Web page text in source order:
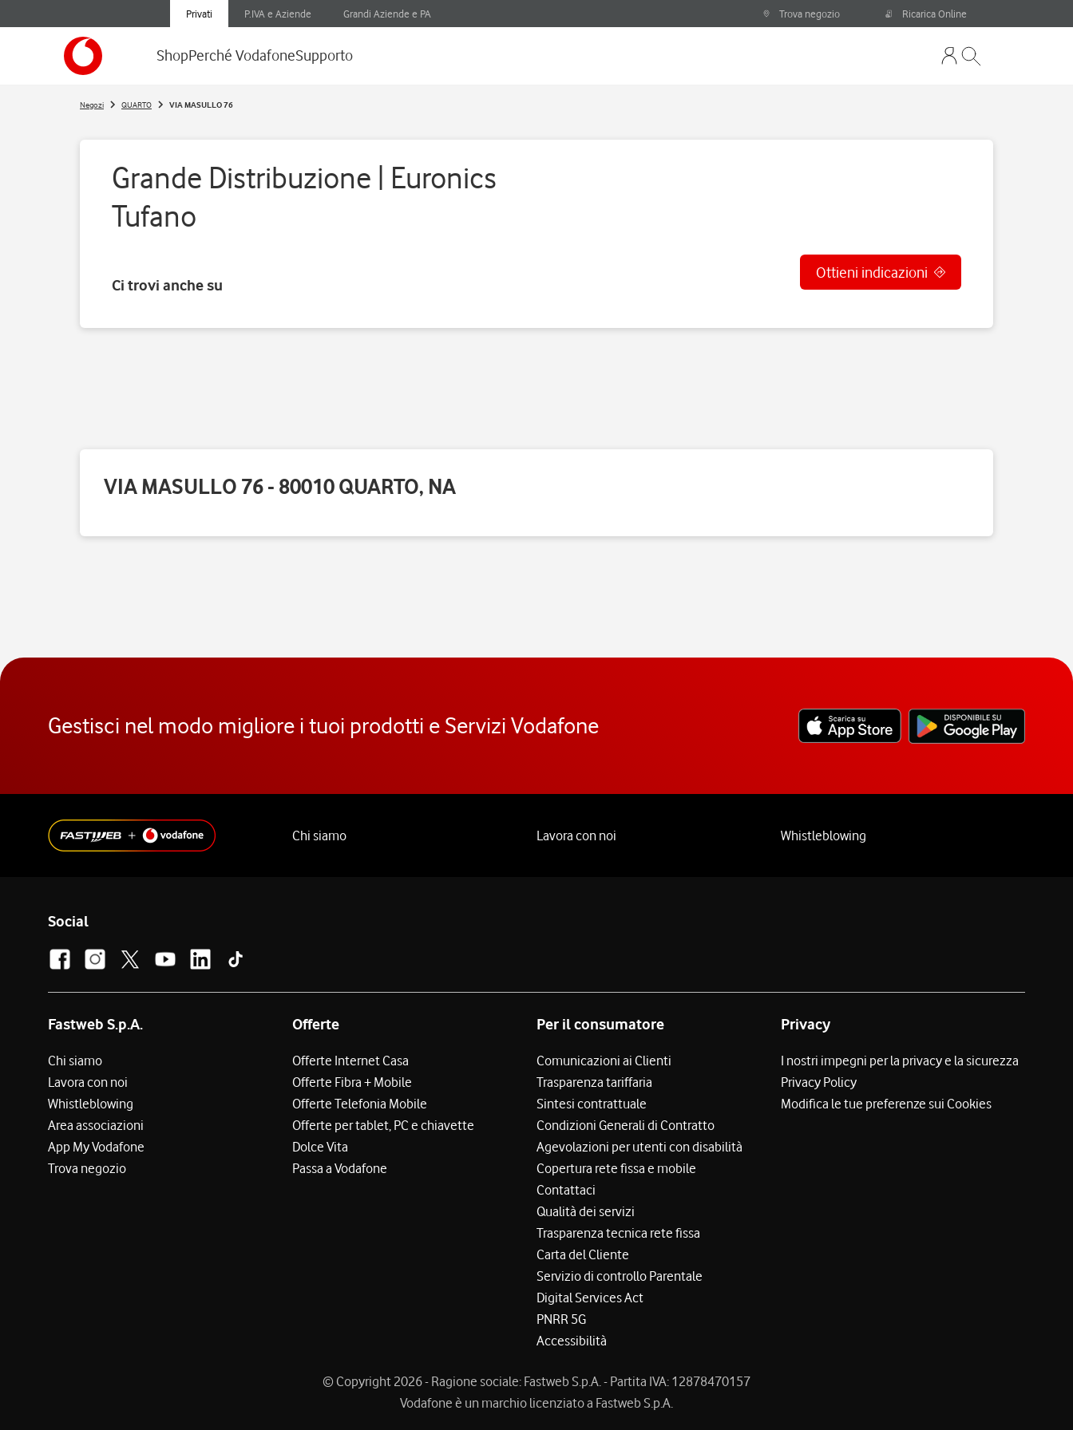
Privati P.IVA e Aziende Grandi Aziende e PA Trova negozio Ricarica Online
ShopPerché VodafoneSupporto
Negozi QUARTO VIA MASULLO 76
Grande Distribuzione | Euronics
Tufano
Ci trovi anche su
Ottieni indicazioni
VIA MASULLO 76 - 80010 QUARTO, NA
Gestisci nel modo migliore i tuoi prodotti e Servizi Vodafone
Chi siamo Lavora con noi Whistleblowing
Social
Fastweb S.p.A.
Chi siamo
Lavora con noi
Whistleblowing
Area associazioni
App My Vodafone
Trova negozio
Offerte
Offerte Internet Casa
Offerte Fibra + Mobile
Offerte Telefonia Mobile
Offerte per tablet, PC e chiavette
Dolce Vita
Passa a Vodafone
Per il consumatore
Comunicazioni ai Clienti
Trasparenza tariffaria
Sintesi contrattuale
Condizioni Generali di Contratto
Agevolazioni per utenti con disabilità
Copertura rete fissa e mobile
Contattaci
Qualità dei servizi
Trasparenza tecnica rete fissa
Carta del Cliente
Servizio di controllo Parentale
Digital Services Act
PNRR 5G
Accessibilità
Privacy
I nostri impegni per la privacy e la sicurezza
Privacy Policy
Modifica le tue preferenze sui Cookies
© Copyright 2026 - Ragione sociale: Fastweb S.p.A. - Partita IVA: 12878470157
Vodafone è un marchio licenziato a Fastweb S.p.A.